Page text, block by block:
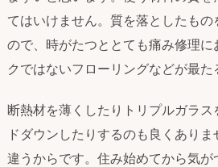
てはいけません。質を落としたも
ので、時がたつととても痛み修理に
クではないフローリングなどが最た
断熱材を薄くしたりトリプルガラ
ドダウンしたりするのも良くありま
違うからです。住み始めてから気が